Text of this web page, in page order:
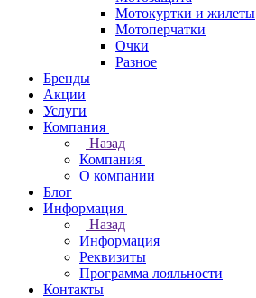
Мотокуртки и жилеты
Мотоперчатки
Очки
Разное
Бренды
Акции
Услуги
Компания
Назад
Компания
О компании
Блог
Информация
Назад
Информация
Реквизиты
Программа лояльности
Контакты